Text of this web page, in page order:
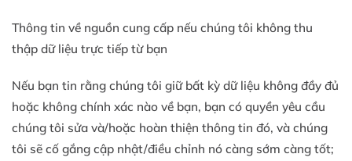
Thông tin về nguồn cung cấp nếu chúng tôi không thu
thập dữ liệu trực tiếp từ bạn
Nếu bạn tin rằng chúng tôi giữ bất kỳ dữ liệu không đầy đủ
hoặc không chính xác nào về bạn, bạn có quyền yêu cầu
chúng tôi sửa và/hoặc hoàn thiện thông tin đó, và chúng
tôi sẽ cố gắng cập nhật/điều chỉnh nó càng sớm càng tốt;